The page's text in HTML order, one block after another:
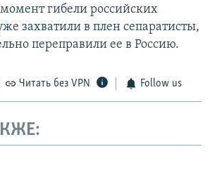
гибели российских
захватили в плен сепаратисты,
переправили ее в Россию.
Читать без VPN Follow us